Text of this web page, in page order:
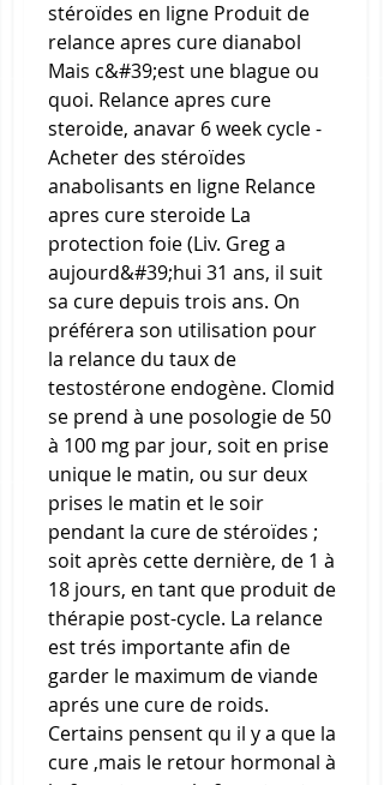
stéroïdes en ligne Produit de
relance apres cure dianabol
Mais c&#39;est une blague ou
quoi. Relance apres cure
steroide, anavar 6 week cycle -
Acheter des stéroïdes
anabolisants en ligne Relance
apres cure steroide La
protection foie (Liv. Greg a
aujourd&#39;hui 31 ans, il suit
sa cure depuis trois ans. On
préférera son utilisation pour
la relance du taux de
testostérone endogène. Clomid
se prend à une posologie de 50
à 100 mg par jour, soit en prise
unique le matin, ou sur deux
prises le matin et le soir
pendant la cure de stéroïdes ;
soit après cette dernière, de 1 à
18 jours, en tant que produit de
thérapie post-cycle. La relance
est trés importante afin de
garder le maximum de viande
aprés une cure de roids.
Certains pensent qu il y a que la
cure ,mais le retour hormonal à